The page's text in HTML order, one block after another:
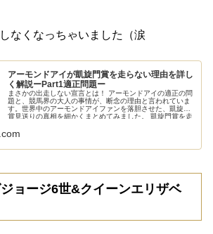
なくなっちゃいました（涙
アーモンドアイが凱旋門賞を走らない理由を詳し
く解説ーPart1適正問題ー
まさかの出走しない宣言とは！ アーモンドアイの適正の問
題と、競馬界の大人の事情が、断念の理由と言われていま
す。世界中のアーモンドアイファンを落胆させた、凱旋門
賞見送りの真相を細かくまとめてみました。 凱旋門賞を走
ョージ6世&クイーンエリザベ